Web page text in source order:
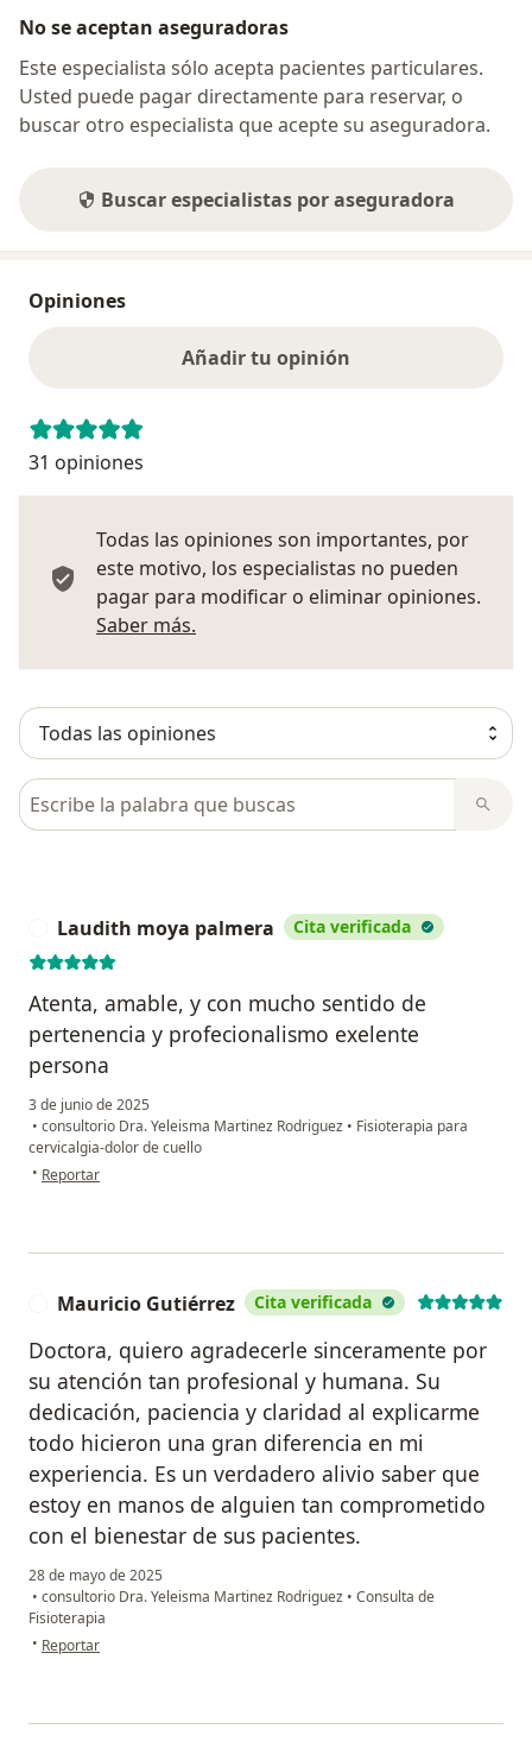
No se aceptan aseguradoras
Este especialista sólo acepta pacientes particulares.
Usted puede pagar directamente para reservar, o
buscar otro especialista que acepte su aseguradora.
Buscar especialistas por aseguradora
Opiniones
Añadir tu opinión
31 opiniones
Todas las opiniones son importantes, por
este motivo, los especialistas no pueden
pagar para modificar o eliminar opiniones.
Saber más.
Busca en opiniones
Laudith moya palmera Cita verificada
Atenta, amable, y con mucho sentido de
pertenencia y profecionalismo exelente
persona
3 de junio de 2025
• consultorio Dra. Yeleisma Martinez Rodriguez • Fisioterapia para
cervicalgia-dolor de cuello
• en opinión del usuario Laudith moya palmera
Reportar
Mauricio Gutiérrez Cita verificada
Doctora, quiero agradecerle sinceramente por
su atención tan profesional y humana. Su
dedicación, paciencia y claridad al explicarme
todo hicieron una gran diferencia en mi
experiencia. Es un verdadero alivio saber que
estoy en manos de alguien tan comprometido
con el bienestar de sus pacientes.
28 de mayo de 2025
• consultorio Dra. Yeleisma Martinez Rodriguez • Consulta de
Fisioterapia
• en opinión del usuario Mauricio Gutiérrez
Reportar